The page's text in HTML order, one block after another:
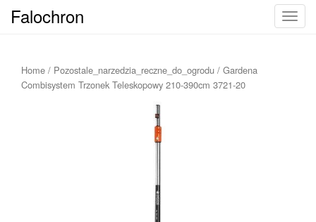
T
Falochron
Home / Pozostale_narzedzia_reczne_do_ogrodu / Gardena
Combisystem Trzonek Teleskopowy 210-390cm 3721-20